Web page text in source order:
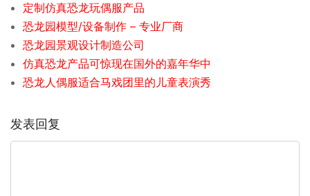
定制仿真恐龙玩偶服产品
恐龙园模型/设备制作 – 专业厂商
恐龙园景观设计制造公司
仿真恐龙产品可惊现在国外的嘉年华中
恐龙人偶服适合马戏团里的儿童表演秀
发表回复